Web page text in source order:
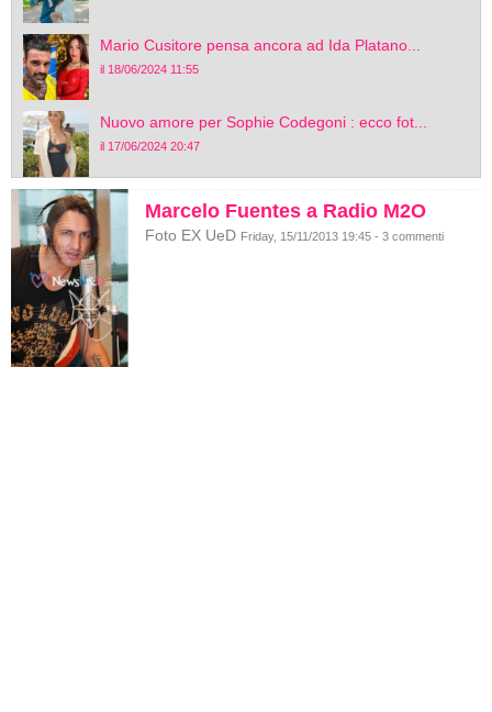
Mario Cusitore pensa ancora ad Ida Platano...
il 18/06/2024 11:55
Nuovo amore per Sophie Codegoni : ecco fot...
il 17/06/2024 20:47
Marcelo Fuentes a Radio M2O
Foto EX UeD Friday, 15/11/2013 19:45 - 3 commenti